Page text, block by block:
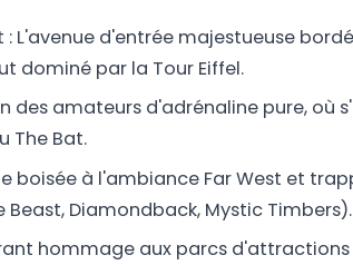
L'avenue d'entrée majestueuse
dominé par la Tour Eiffel.
des amateurs d'adrénaline pure, où
The Bat.
boisée à l'ambiance Far West et
Beast, Diamondback, Mystic Timbers).
hommage aux parcs